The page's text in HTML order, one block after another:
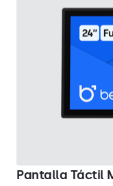
Pantalla Táctil